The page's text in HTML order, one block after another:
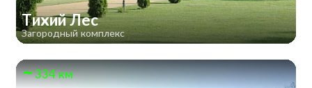
Тихий Лес
Загородный комплекс
334 км